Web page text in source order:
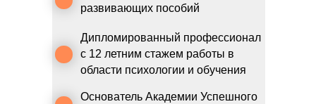
развивающих пособий
Дипломированный профессионал
с 12 летним стажем работы в
области психологии и обучения
Основатель Академии Успешного